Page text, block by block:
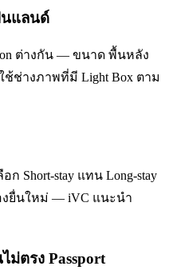
นแลนด์
ต่างกัน — ขนาด พื้นหลัง
ช่างภาพที่มี Light Box ตาม
ก Short-stay แทน Long-stay
งยื่นใหม่ — iVC แนะนำ
ม่ตรง Passport